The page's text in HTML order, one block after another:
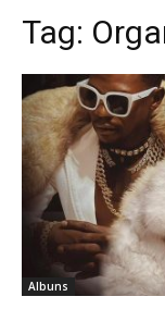
Tag:
Albuns